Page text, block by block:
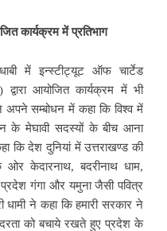
कार्यक्रम में प्रतिभाग
में इन्स्टीट्यूट ऑफ चार्टेड
आयोजित कार्यक्रम में भी
अपने सम्बोधन में कहा कि विश्व में
के मेघावी सदस्यों के बीच आना
कि देश दुनियां में उत्तराखण्ड की
केदारनाथ, बदरीनाथ धाम,
प्रदेश गंगा और यमुना जैसी पवित्र
ने कहा कि हमारी सरकार ने
को बचाये रखते हुए प्रदेश के